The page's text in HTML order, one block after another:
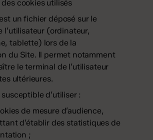
cookies utilisés
un fichier déposé sur le
l’utilisateur (ordinateur,
tablette) lors de la
du Site. Il permet notamment
le terminal de l’utilisateur
ultérieures.
d’utiliser :
de mesure d’audience,
d’établir des statistiques de
;